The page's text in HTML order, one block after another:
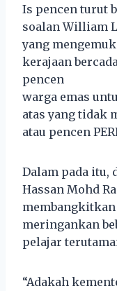
Is pencen turut
soalan William
yang
kerajaan
pencen
warga emas
atas yang tidak
atau pencen
Dalam pada itu,
Hassan Mohd
membangkitkan
meringankan
pelajar
“Adakah